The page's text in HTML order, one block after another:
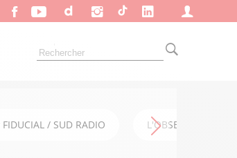
FIDUCIAL / SUD RADIO L'OBSERVATOIRE